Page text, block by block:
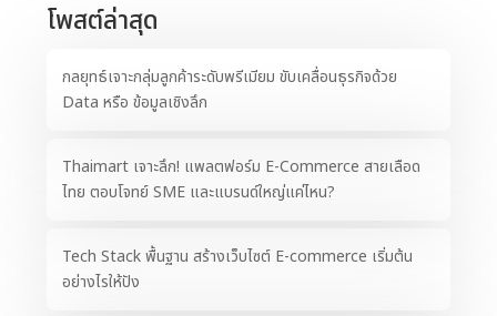
โพสต์ล่าสุด
กลยุทธ์เจาะกลุ่มลูกค้าระดับพรีเมียม ขับเคลื่อนธุรกิจด้วย
Data หรือ ข้อมูลเชิงลึก
Thaimart เจาะลึก! แพลตฟอร์ม E-Commerce สายเลือด
ไทย ตอบโจทย์ SME และแบรนด์ใหญ่แค่ไหน?
Tech Stack พื้นฐาน สร้างเว็บไซต์ E-commerce เริ่มต้น
อย่างไรให้ปัง